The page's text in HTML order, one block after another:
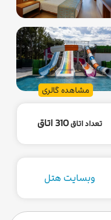
مشاهده گالری
تعداد اتاق310 اتاق
وبسایت هتل